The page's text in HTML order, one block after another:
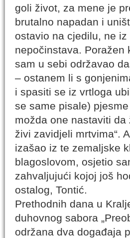
goli život, za mene je
brutalno napadan i
ostavio na cjedilu, ne
nepočinstava. Poražen
sam u sebi održavao
– ostanem li s
i spasiti se iz vrtloga
se same pisale)
možda one nastaviti
živi zavidjeli mrtvima“.
izašao iz te zemaljske
blagoslovom, osjetio
zahvaljujući kojoj još
ostalog, Tontić.
Prethodnih dana u
duhovnog sabora
održana dva događaja